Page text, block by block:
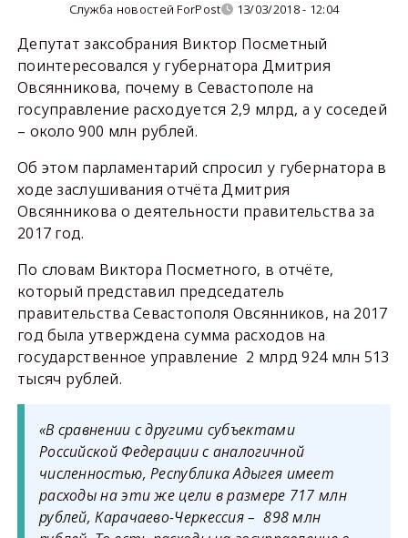
Служба новостей ForPost 13/03/2018 - 12:04
Депутат заксобрания Виктор Посметный
поинтересовался у губернатора Дмитрия
Овсянникова, почему в Севастополе на
госуправление расходуется 2,9 млрд, а у соседей
– около 900 млн рублей.
Об этом парламентарий спросил у губернатора в
ходе заслушивания отчёта Дмитрия
Овсянникова о деятельности правительства за
2017 год.
По словам Виктора Посметного, в отчёте,
который представил председатель
правительства Севастополя Овсянников, на 2017
год была утверждена сумма расходов на
государственное управление 2 млрд 924 млн 513
тысяч рублей.
«В сравнении с другими субъектами
Российской Федерации с аналогичной
численностью, Республика Адыгея имеет
расходы на эти же цели в размере 717 млн
рублей, Карачаево-Черкессия – 898 млн